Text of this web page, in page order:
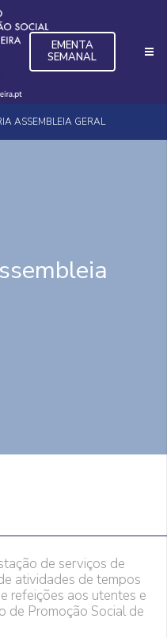
EMENTA
SEMANAL
ASSEMBLEIA GERAL
de serviços de
atividades de tempos
refeições aos utentes e
de Promoção Social de